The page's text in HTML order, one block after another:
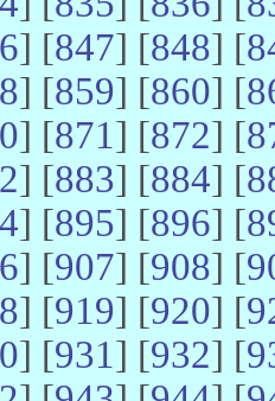
] [847] [848] [
] [859] [860] [
] [871] [872] [
] [883] [884] [
] [895] [896] [
] [907] [908] [
] [919] [920] [
] [931] [932] [